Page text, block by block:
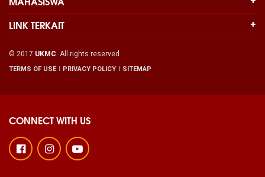
LINK TERKAIT
© 2017 UKMC. All rights reserved
TERMS OF USE PRIVACY POLICY SITEMAP
CONNECT WITH US